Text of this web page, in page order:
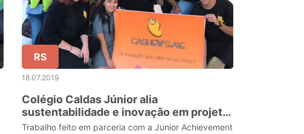
RS
18.07.2019
Colégio Caldas Júnior alia
sustentabilidade e inovação em projeto
de empreendedorismo
Trabalho feito em parceria com a Junior Achievement